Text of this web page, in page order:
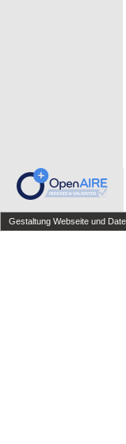
Gestaltung Webseite und